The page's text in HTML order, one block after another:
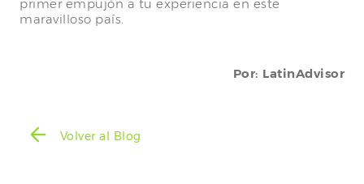
primer empujón a tu experiencia en este
maravilloso país.
Por: LatinAdvisor
Volver al Blog